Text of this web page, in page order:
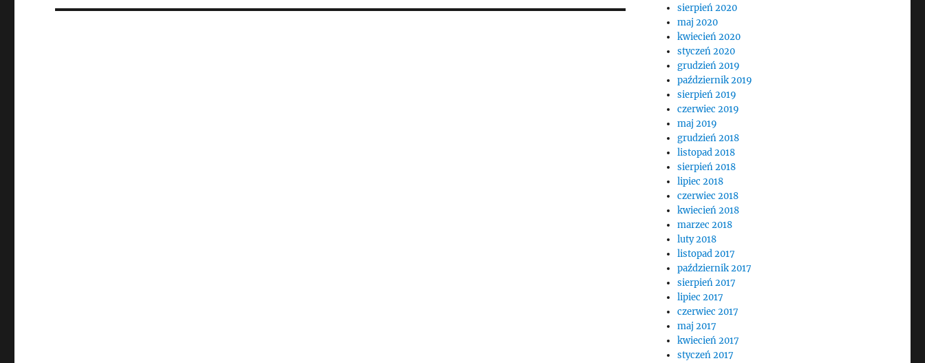
sierpień 2020
maj 2020
kwiecień 2020
styczeń 2020
grudzień 2019
październik 2019
sierpień 2019
czerwiec 2019
maj 2019
grudzień 2018
listopad 2018
sierpień 2018
lipiec 2018
czerwiec 2018
kwiecień 2018
marzec 2018
luty 2018
listopad 2017
październik 2017
sierpień 2017
lipiec 2017
czerwiec 2017
maj 2017
kwiecień 2017
styczeń 2017